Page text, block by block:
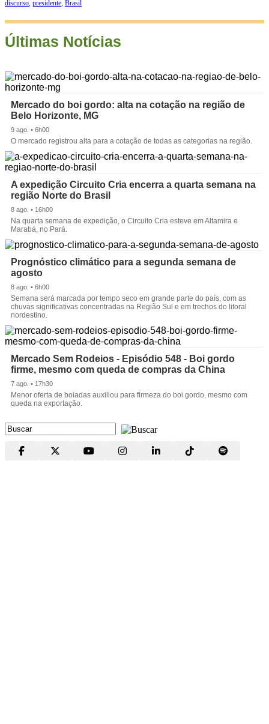
discurso, presidente, Brasil
Últimas Notícias
Mercado do boi gordo: alta na cotação na região de
Belo Horizonte, MG
9 ago. • 6h00
O mercado registrou alta para a cotação de todas as categorias na região.
A expedição Circuito Cria encerra a quarta semana na
região Norte do Brasil
8 ago. • 16h00
Na quarta semana de expedição, o Circuito Cria esteve em Altamira e
Marabá, no Pará.
Prognóstico climático para a segunda semana de
agosto
8 ago. • 6h00
Semana será marcada por tempo seco em grande parte do país, com as
chuvas significativas concentradas na Região Sul e em trechos do litoral
nordestino.
Mercado Sem Rodeios - Episódio 548 - Boi gordo
firme, mesmo com queda de compras da China
7 ago. • 17h30
Menor oferta de boiadas auxiliou para firmeza do boi gordo, mesmo com
queda na exportação.